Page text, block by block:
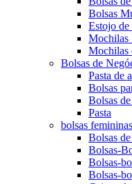
Bolsas
Estojo de
Mochilas
Mochilas
Bolsas de
Pasta de
Bolsas
Bolsas
Pasta
bolsas femininas
Bolsas
Bolsas-
Bolsas-
Bolsas-